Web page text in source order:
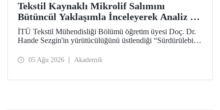
Tekstil Kaynaklı Mikrolif Salımını
Bütüncül Yaklaşımla İnceleyerek Analiz ve
Azaltım Stratejileri Geliştirecek Projeye
TÜBİTAK Desteği
İTÜ Tekstil Mühendisliği Bölümü öğretim üyesi Doç. Dr.
Hande Sezgin'in yürütücülüğünü üstlendiği “Sürdürülebilir
Koşullarına Bağlı Mikrolif Salımı: Aşınma, UV Maruziyeti
05 Ağu 2026 Akademik